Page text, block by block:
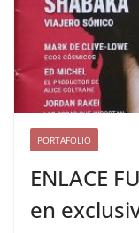
PORTAFOLIO
ENLACE
en